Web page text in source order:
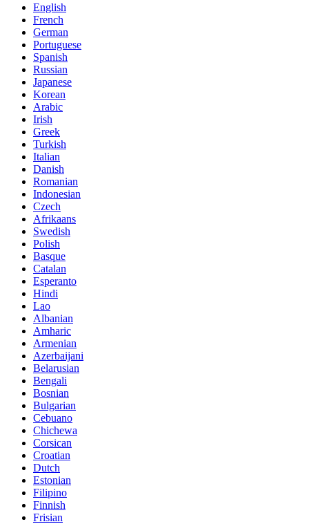
English
French
German
Portuguese
Spanish
Russian
Japanese
Korean
Arabic
Irish
Greek
Turkish
Italian
Danish
Romanian
Indonesian
Czech
Afrikaans
Swedish
Polish
Basque
Catalan
Esperanto
Hindi
Lao
Albanian
Amharic
Armenian
Azerbaijani
Belarusian
Bengali
Bosnian
Bulgarian
Cebuano
Chichewa
Corsican
Croatian
Dutch
Estonian
Filipino
Finnish
Frisian